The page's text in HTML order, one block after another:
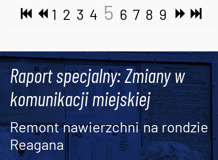
1 2 3 4 5 6 7 8 9
Raport specjalny: Zmiany w
komunikacji miejskiej
Remont nawierzchni na rondzie
Reagana